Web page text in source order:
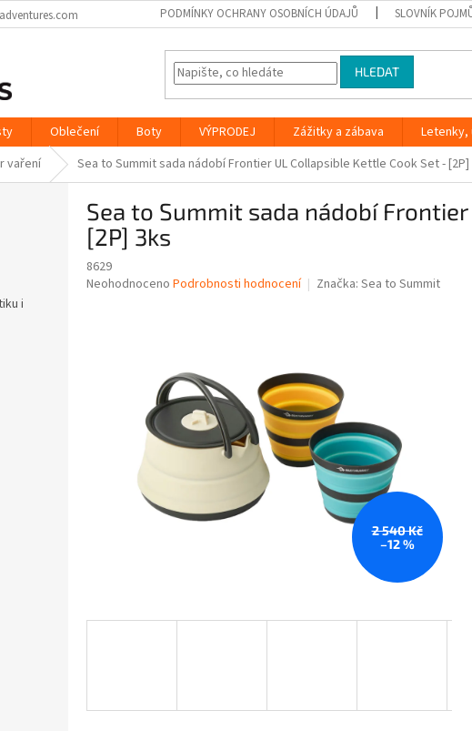
PODMÍNKY OCHRANY OSOBNÍCH ÚDAJŮ SLOVNÍK
HLEDAT
Oblečení Boty VÝPRODEJ Zážitky a zábava Letenky,
vaření Sea to Summit sada nádobí Frontier UL Collapsible Kettle Cook Set - [2P]
i
Sea to Summit sada nádobí
[2P] 3ks
8629
Průměrné
Neohodnoceno Podrobnosti hodnocení Značka: Sea to Summit
2 540 Kč
–12 %